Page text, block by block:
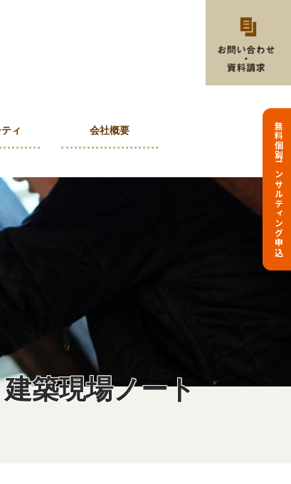
無料個別コンサルティング申込
ィ 会社概要
建築現場ノート